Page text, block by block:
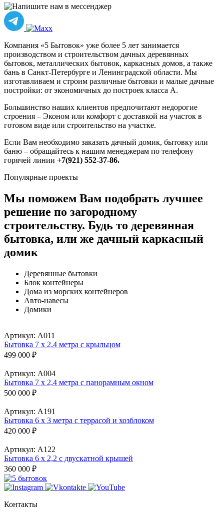
Компания «5 Бытовок» уже более 5 лет занимается
производством и строительством дачных деревянных
бытовок, металлических бытовок, каркасных домов, а также
бань в Санкт-Петербурге и Ленинградской области. Мы
изготавливаем и строим различные бытовки и малые дачные
постройки: от экономичных до построек класса А.
Большинство наших клиентов предпочитают недорогие
строения – Эконом или комфорт с доставкой на участок в
готовом виде или строительство на участке.
Если Вам необходимо заказать дачный домик, бытовку или
баню – обращайтесь к нашим менеджерам по телефону
горячей линии +7(921) 552-37-86.
Популярные проекты
Мы поможем Вам подобрать лучшее
решение по загородному
строительству. Будь то деревянная
бытовка, или же дачный каркасный
домик
Деревянные бытовки
Блок контейнеры
Дома из морских контейнеров
Авто-навесы
Домики
Артикул: А011
Бытовка 7 х 2,4 метра с крыльцом
499 000 ₽
Артикул: А004
Бытовка 7 х 2,4 метра с панорамным окном
500 000 ₽
Артикул: А191
Бытовка 6 х 3 метра с террасой и хозблоком
420 000 ₽
Артикул: А122
Бытовка 6 х 2,2 с двускатной крышей
360 000 ₽
Контакты